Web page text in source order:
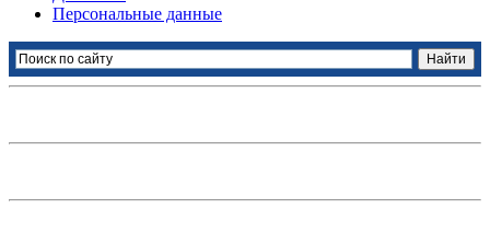
Персональные данные